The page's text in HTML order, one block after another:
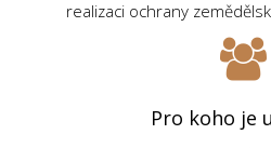
realizaci ochrany
Pro koho je